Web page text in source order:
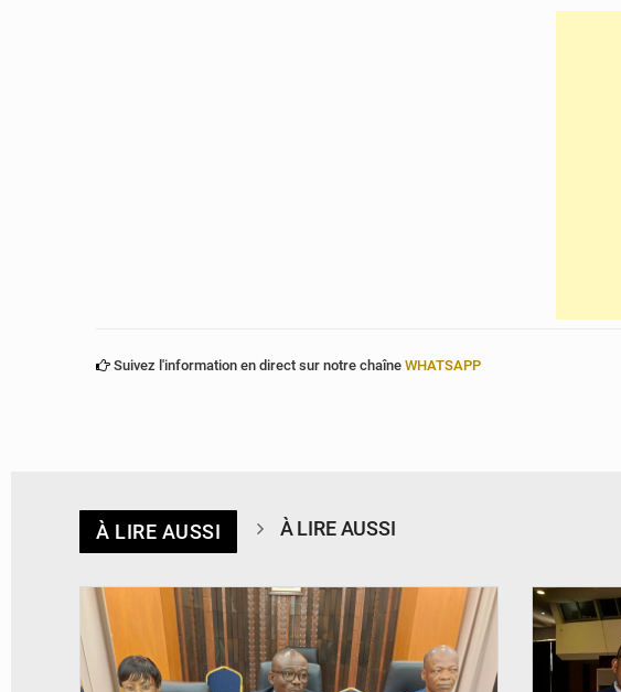
Suivez l'information en direct sur notre chaîne WHATSAPP
À LIRE AUSSI À LIRE AUSSI